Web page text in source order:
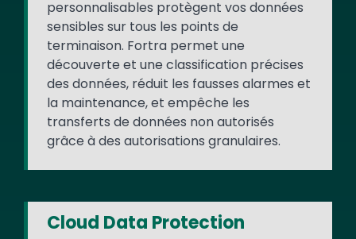
personnalisables protègent vos données
sensibles sur tous les points de
terminaison. Fortra permet une
découverte et une classification précises
des données, réduit les fausses alarmes et
la maintenance, et empêche les
transferts de données non autorisés
grâce à des autorisations granulaires.
Cloud Data Protection